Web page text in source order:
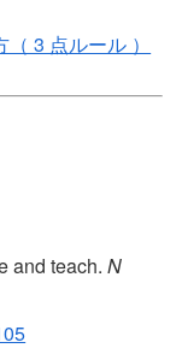
3 点ルール ）
and teach.N